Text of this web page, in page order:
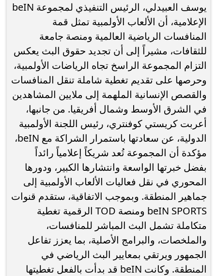
يوسف العبيدلي، الرئيس التنفيذي لمجموعة beIN
الإعلامية، أن الألعاب الأولمبية تمثل قمة
المنافسات الرياضية العالمية ومنصة جامعة
للثقافات، مشيراً إلى أن تجديد حقوق البث يعكس
التزام المجموعة الراسخ تجاه الرياضات الأولمبية،
وحرصها على تقديم تغطية شاملة تنقل المنافسات
والقصص الإنسانية الملهمة إلى ملايين المشاهدين
في الشرق الأوسط وشمال أفريقيا. من جانبها،
أعربت كريستي كوفنتري، رئيس اللجنة الأولمبية
الدولية، عن سعادتها باستمرار الشراكة مع beIN،
مؤكدة أن المجموعة تُعد شريكاً إعلامياً رائداً
بفضل خبرتها الواسعة وانتشارها الكبير، ودورها
المحوري في نقل فعاليات الألعاب الأولمبية إلى
جماهير المنطقة. وبموجب الاتفاقية، ستقدم قنوات
beIN SPORTS ومنصة TOD الرقمية تغطية
متكاملة تشمل البث المباشر للمنافسات،
والملخصات، والبرامج الأصلية، بما يعزز تفاعل
الجمهور ويرتقي بمعايير البث الرياضي في
المنطقة. وكانت beIN قد بدأت بالفعل تغطيتها